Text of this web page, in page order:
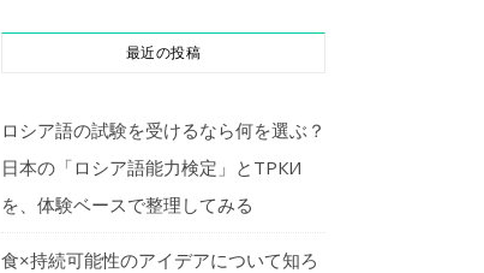
最近の投稿
ロシア語の試験を受けるなら何を選ぶ？
日本の「ロシア語能力検定」とТРКИ
を、体験ベースで整理してみる
食×持続可能性のアイデアについて知ろ